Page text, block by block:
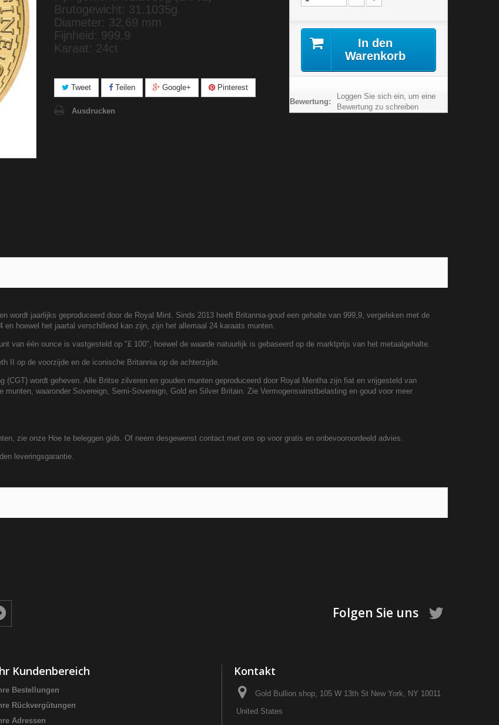
Brutogewicht: 31.1035g
Diameter: 32,69 mm
Fijnheid: 999,9
Karaat: 24ct
Tweet Teilen Google+ Pinterest
Ausdrucken
In den
Warenkorb
Bewertung:
Loggen Sie sich ein, um eine
Bewertung zu schreiben
wordt jaarlijks geproduceerd door de Royal Mint. Sinds 2013 heeft Britannia-goud een gehalte van 999,9, vergeleken met de
hoewel het jaartal verschillend kan zijn, zijn het allemaal 24 karaats munten.
van één ounce is vastgesteld op "£ 100", hoewel de waarde natuurlijk is gebaseerd op de marktprijs van het metaalgehalte.
II op de voorzijde en de iconische Britannia op de achterzijde.
(CGT) wordt geheven. Alle Britse zilveren en gouden munten geproduceerd door Royal Mentha zijn fiat en vrijgesteld van
waaronder Sovereign, Semi-Sovereign, Gold en Silver Britain. Zie Vermogenswinstbelasting en goud voor meer
zie onze Hoe te beleggen gids. Of neem desgewenst contact met ons op voor gratis en onbevooroordeeld advies.
leveringsgarantie.
Folgen Sie uns
Kundenbereich
Bestellungen
Rückvergütungen
Adressen
Kontakt
Gold Bullion shop, 105 W 13th St New York, NY 10011
United States